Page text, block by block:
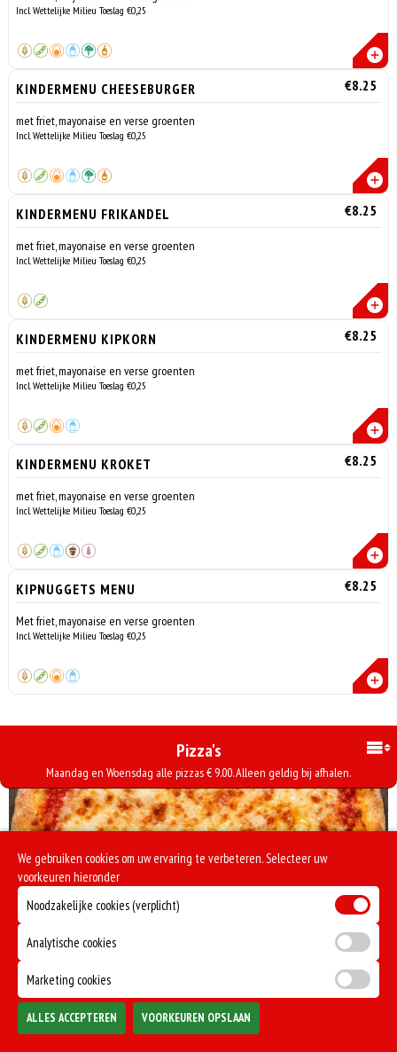
Incl. Wettelijke Milieu Toeslag €0,25
KINDERMENU CHEESEBURGER €8.25
met friet, mayonaise en verse groenten
Incl. Wettelijke Milieu Toeslag €0,25
KINDERMENU FRIKANDEL €8.25
met friet, mayonaise en verse groenten
Incl. Wettelijke Milieu Toeslag €0,25
KINDERMENU KIPKORN €8.25
met friet, mayonaise en verse groenten
Incl. Wettelijke Milieu Toeslag €0,25
KINDERMENU KROKET €8.25
met friet, mayonaise en verse groenten
Incl. Wettelijke Milieu Toeslag €0,25
KIPNUGGETS MENU €8.25
Met friet, mayonaise en verse groenten
Incl. Wettelijke Milieu Toeslag €0,25
Pizza's
Maandag en Woensdag alle pizzas € 9.00. Alleen geldig bij afhalen.
PIZZA MOZZERELLA €11.50
Heerlijke Mozzarella kaas
Bezorgen Afhalen
Totaal
€0,00
We gebruiken cookies om uw ervaring te verbeteren. Selecteer uw
voorkeuren hieronder
Noodzakelijke cookies (verplicht)
Analytische cookies
Marketing cookies
ALLES ACCEPTEREN VOORKEUREN OPSLAAN